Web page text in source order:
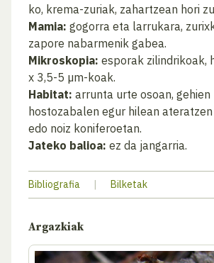
ko, krema-zuriak, zahartzean hori
Mamia: gogorra eta larrukara,
zapore nabarmenik gabea.
Mikroskopia: esporak zilindrikoak,
x 3,5-5 µm-koak.
Habitat: arrunta urte osoan, gehien
hostozabalen egur hilean ateratzen
edo noiz koniferoetan.
Jateko balioa: ez da jangarria.
Bibliografia | Bilketak
Argazkiak